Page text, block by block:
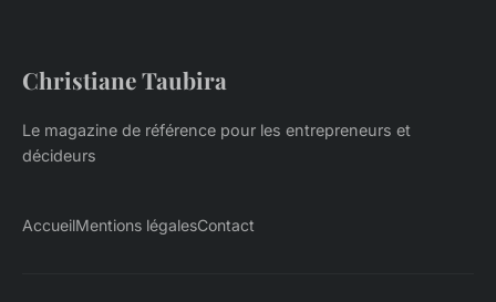
Christiane Taubira
Le magazine de référence pour les entrepreneurs et
décideurs
AccueilMentions légalesContact